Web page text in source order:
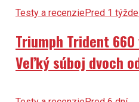
Testy a recenziePred 1
Triumph Trident 660
Veľký súboj dvoch